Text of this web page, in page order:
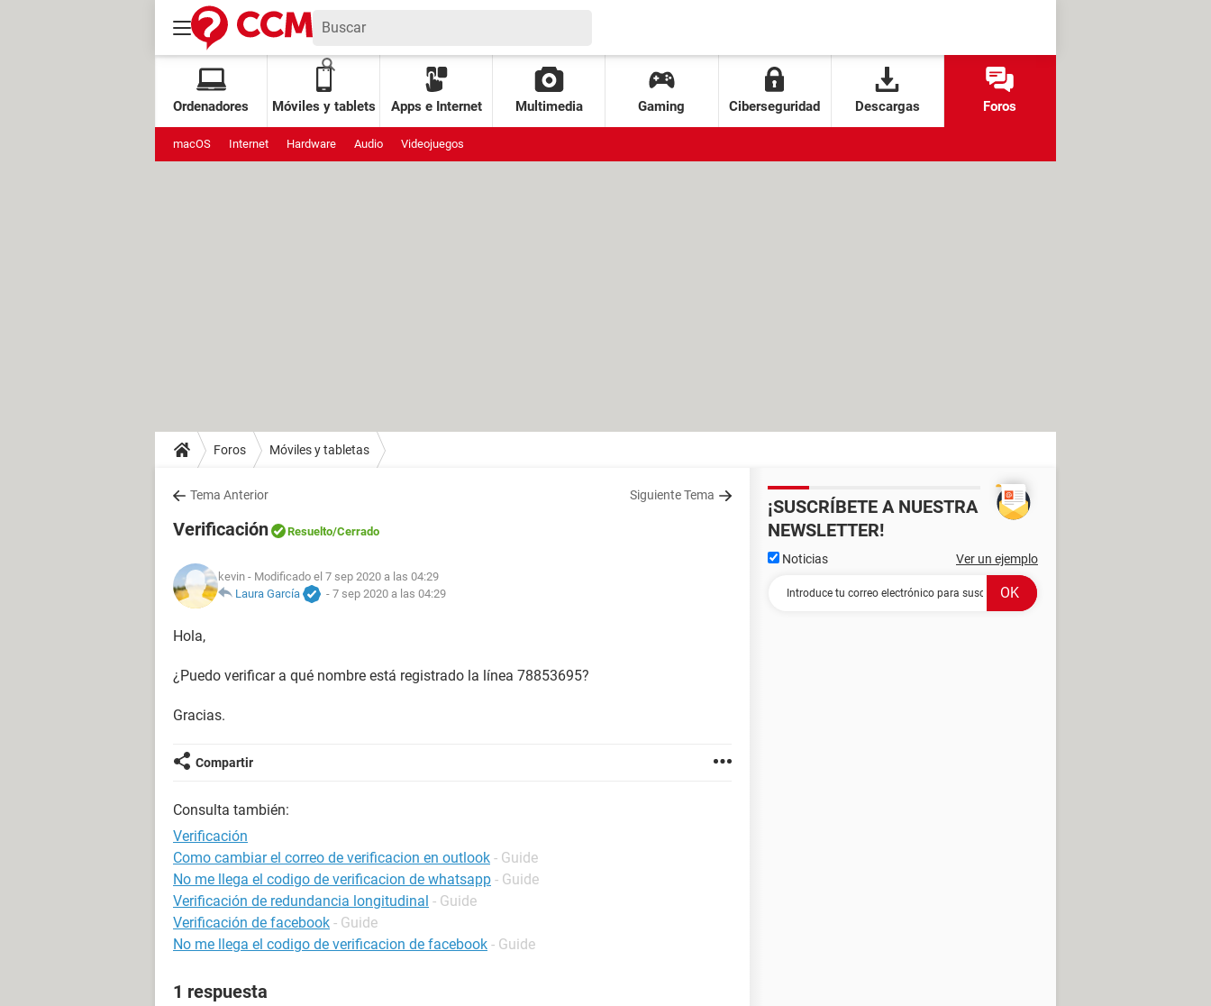
Ordenadores Móviles y tablets Apps e Internet Multimedia Gaming Ciberseguridad Descargas Foros
macOS Internet Hardware Audio Videojuegos
Foros Móviles y tabletas
Tema Anterior Siguiente Tema
Verificación Resuelto/Cerrado
kevin - Modificado el 7 sep 2020 a las 04:29
Laura García
- 7 sep 2020 a las 04:29
Hola,
¿Puedo verificar a qué nombre está registrado la línea 78853695?
Gracias.
Compartir
Consulta también:
Verificación
Como cambiar el correo de verificacion en outlook - Guide
No me llega el codigo de verificacion de whatsapp - Guide
Verificación de redundancia longitudinal - Guide
Verificación de facebook - Guide
No me llega el codigo de verificacion de facebook - Guide
1 respuesta
¡SUSCRÍBETE A NUESTRA
NEWSLETTER!
Noticias Ver un ejemplo